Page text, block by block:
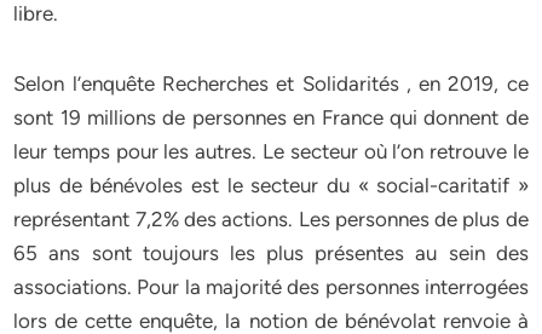
libre.
Selon l’enquête Recherches et Solidarités , en 2019, ce
sont 19 millions de personnes en France qui donnent de
leur temps pour les autres. Le secteur où l’on retrouve le
plus de bénévoles est le secteur du « social-caritatif »
représentant 7,2% des actions. Les personnes de plus de
65 ans sont toujours les plus présentes au sein des
associations. Pour la majorité des personnes interrogées
lors de cette enquête, la notion de bénévolat renvoie à